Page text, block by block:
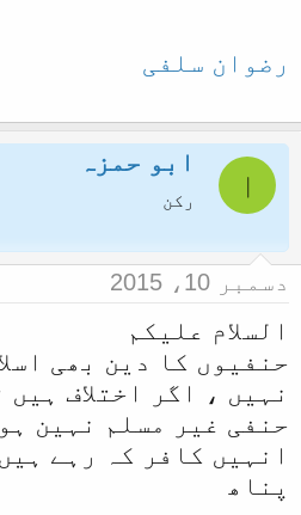
رضوان سلفی
ا
ابو حمزہ
رکن
دسمبر 10، 2015
السلام علیکم
حنفیوں کا دین بھی
نہیں ، اگر اختلاف
حنفی غیر مسلم نہین
انہیں کافر کہ رہے
پناھ